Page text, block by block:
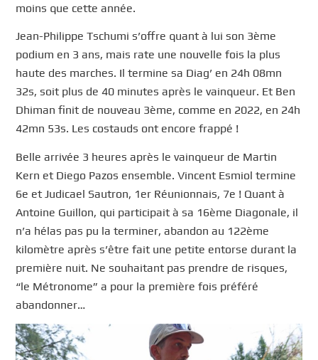
moins que cette année.
Jean-Philippe Tschumi s’offre quant à lui son 3ème
podium en 3 ans, mais rate une nouvelle fois la plus
haute des marches. Il termine sa Diag’ en 24h 08mn
32s, soit plus de 40 minutes après le vainqueur. Et Ben
Dhiman finit de nouveau 3ème, comme en 2022, en 24h
42mn 53s. Les costauds ont encore frappé !
Belle arrivée 3 heures après le vainqueur de Martin
Kern et Diego Pazos ensemble. Vincent Esmiol termine
6e et Judicael Sautron, 1er Réunionnais, 7e ! Quant à
Antoine Guillon, qui participait à sa 16ème Diagonale, il
n’a hélas pas pu la terminer, abandon au 122ème
kilomètre après s’être fait une petite entorse durant la
première nuit. Ne souhaitant pas prendre de risques,
“le Métronome” a pour la première fois préféré
abandonner…